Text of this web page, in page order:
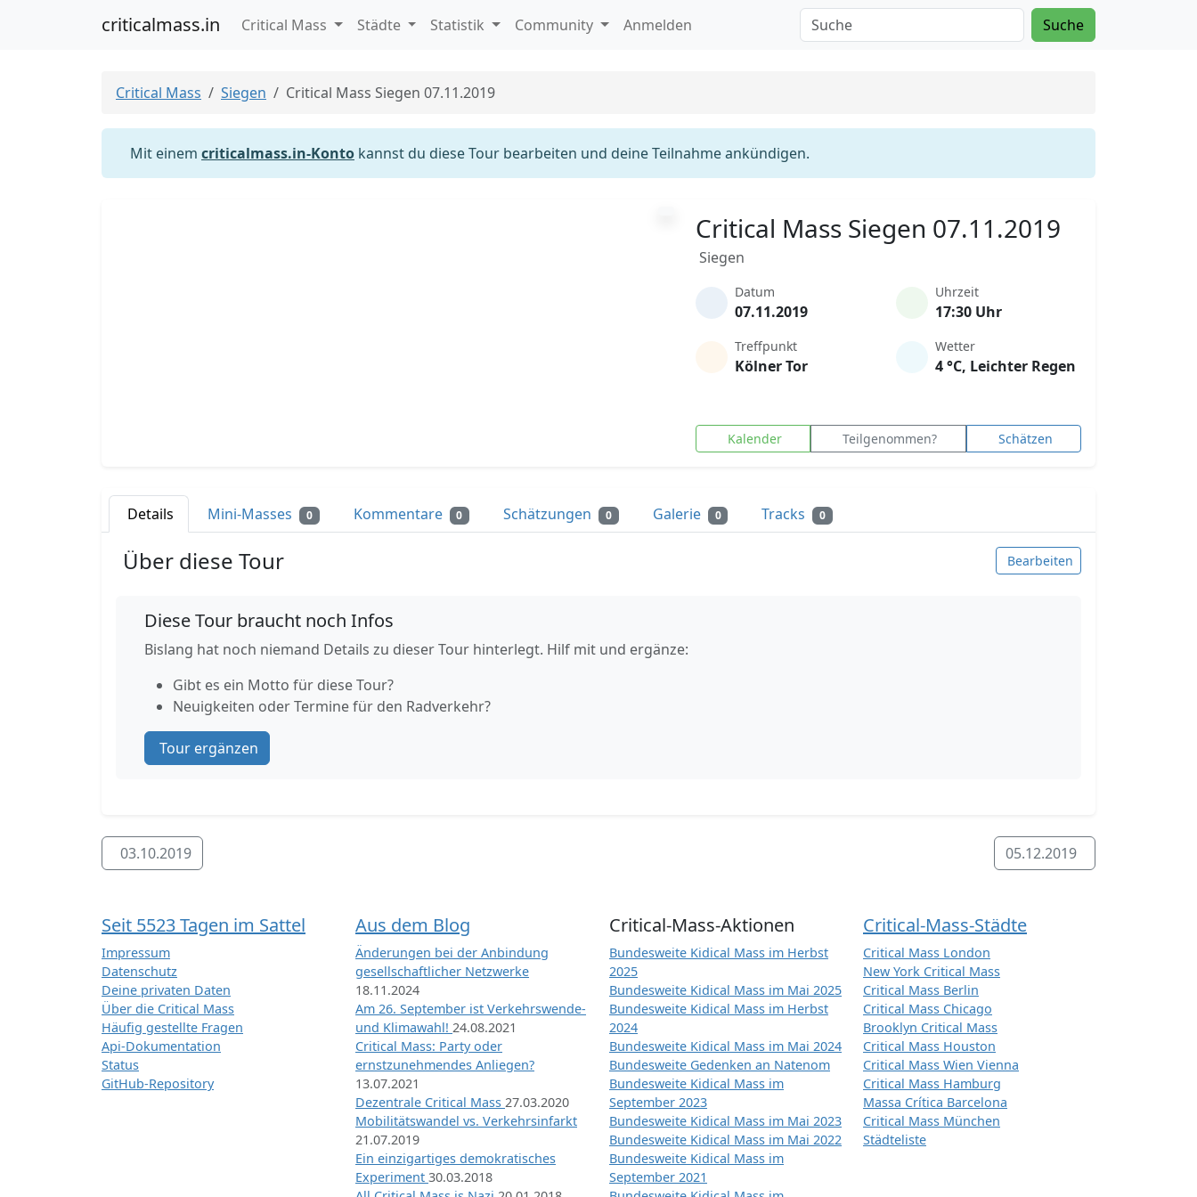
criticalmass.in Critical Mass Städte Statistik Community Anmelden Suche
Critical Mass Siegen Critical Mass Siegen 07.11.2019
Mit einem criticalmass.in-Konto kannst du diese Tour bearbeiten und deine Teilnahme ankündigen.
Critical Mass Siegen 07.11.2019
Siegen
Datum
07.11.2019
Uhrzeit
17:30 Uhr
Treffpunkt
Kölner Tor
Wetter
4 °C, Leichter Regen
Kalender Teilgenommen? Schätzen
Details Mini-Masses 0 Kommentare 0 Schätzungen 0 Galerie 0 Tracks 0
Über diese Tour Bearbeiten
Diese Tour braucht noch Infos
Bislang hat noch niemand Details zu dieser Tour hinterlegt. Hilf mit und ergänze:
Gibt es ein Motto für diese Tour?
Neuigkeiten oder Termine für den Radverkehr?
Tour ergänzen
03.10.2019 05.12.2019
Seit 5523 Tagen im Sattel
Impressum
Datenschutz
Deine privaten Daten
Über die Critical Mass
Häufig gestellte Fragen
Api-Dokumentation
Status
GitHub-Repository
Aus dem Blog
Änderungen bei der Anbindung
gesellschaftlicher Netzwerke
18.11.2024
Am 26. September ist Verkehrswende-
und Klimawahl! 24.08.2021
Critical Mass: Party oder
ernstzunehmendes Anliegen?
13.07.2021
Dezentrale Critical Mass 27.03.2020
Mobilitätswandel vs. Verkehrsinfarkt
21.07.2019
Ein einzigartiges demokratisches
Experiment 30.03.2018
Critical-Mass-Aktionen
Bundesweite Kidical Mass im Herbst
2025
Bundesweite Kidical Mass im Mai 2025
Bundesweite Kidical Mass im Herbst
2024
Bundesweite Kidical Mass im Mai 2024
Bundesweite Gedenken an Natenom
Bundesweite Kidical Mass im
September 2023
Bundesweite Kidical Mass im Mai 2023
Bundesweite Kidical Mass im Mai 2022
Bundesweite Kidical Mass im
September 2021
Critical-Mass-Städte
Critical Mass London
New York Critical Mass
Critical Mass Berlin
Critical Mass Chicago
Brooklyn Critical Mass
Critical Mass Houston
Critical Mass Wien Vienna
Critical Mass Hamburg
Massa Crítica Barcelona
Critical Mass München
Städteliste